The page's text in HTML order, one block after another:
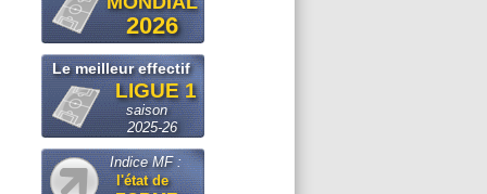
2026
Le meilleur effectif
LIGUE 1
saison
2025-26
Indice MF :
l'état de